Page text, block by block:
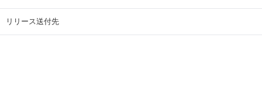
リリース送付先